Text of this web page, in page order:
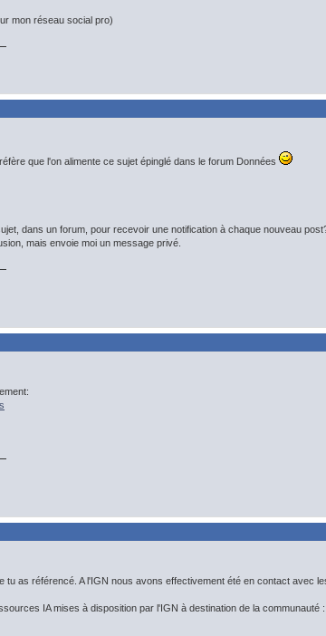
mon réseau social pro)
que l'on alimente ce sujet épinglé dans le forum Données
dans un forum, pour recevoir une notification à chaque nouveau
mais envoie moi un message privé.
tu as référencé. A l'IGN nous avons effectivement été en contact avec
IA mises à disposition par l'IGN à destination de la communauté :